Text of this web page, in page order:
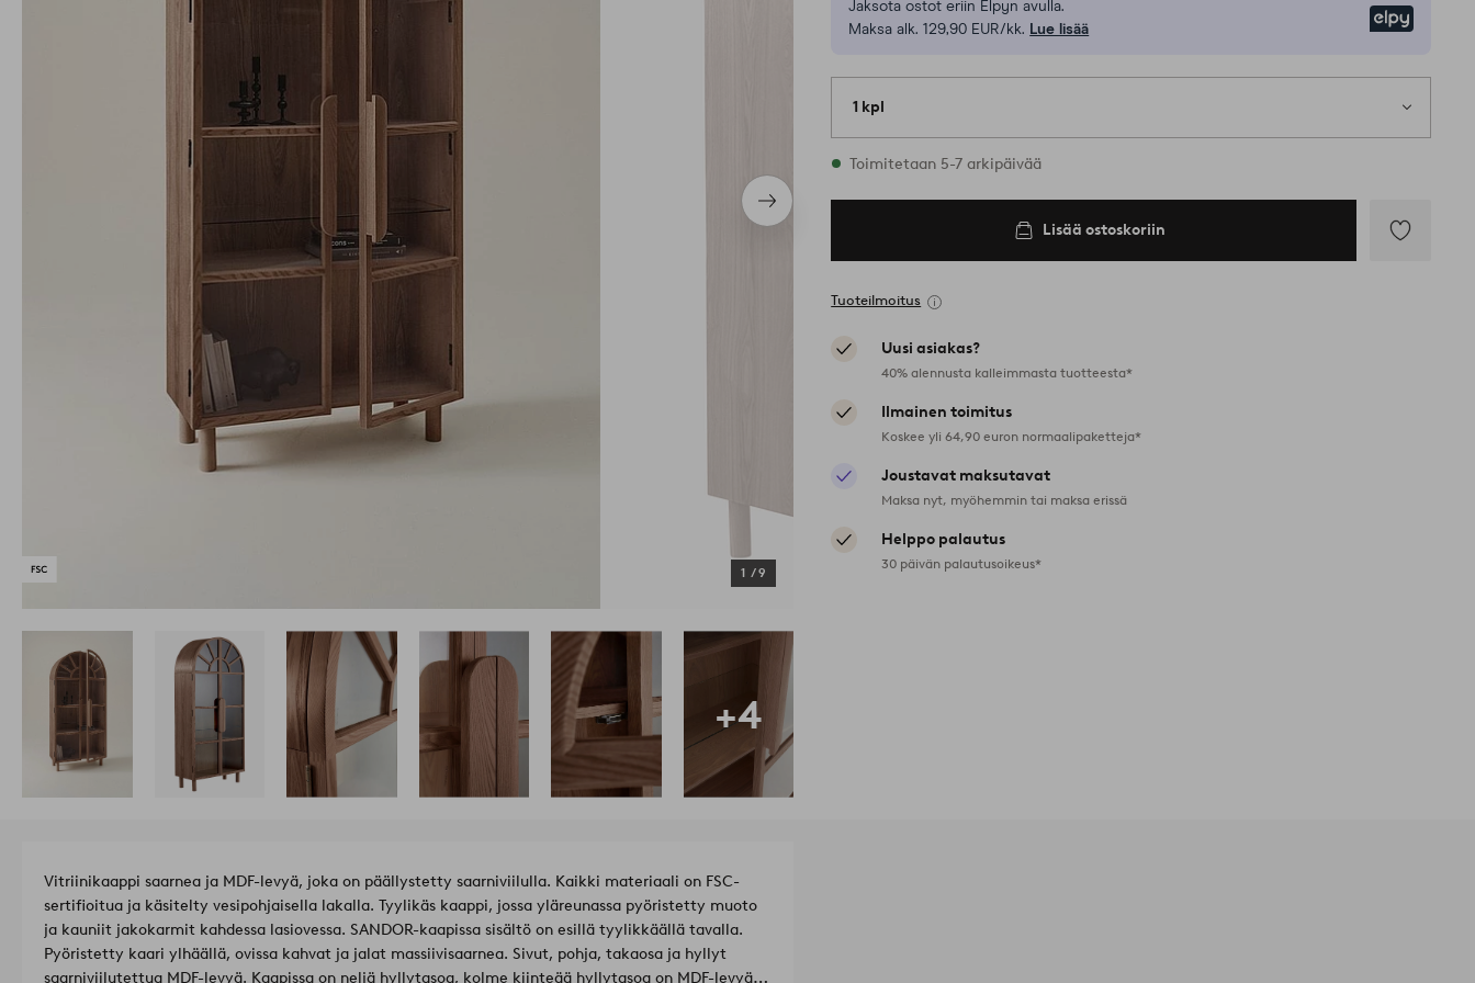
Seuraava
tuote
1 /9
Jaksota ostot eriin Elpyn avulla.
Maksa alk. 129,90 EUR/kk. Lue lisää
1 kpl
Varastossa
Toimitetaan 5-7 arkipäivää
Lisää ostoskoriin
Tuoteilmoitus
Uusi asiakas?
40% alennusta kalleimmasta tuotteesta*
Ilmainen toimitus
Koskee yli 64,90 euron normaalipaketteja*
Joustavat maksutavat
Maksa nyt, myöhemmin tai maksa erissä
Helppo palautus
30 päivän palautusoikeus*
+4
Vitriinikaappi saarnea ja MDF-levyä, joka on päällystetty saarniviilulla. Kaikki materiaali on FSC-
sertifioitua ja käsitelty vesipohjaisella lakalla. Tyylikäs kaappi, jossa yläreunassa pyöristetty muoto
ja kauniit jakokarmit kahdessa lasiovessa. SANDOR-kaapissa sisältö on esillä tyylikkäällä tavalla.
Pyöristetty kaari ylhäällä, ovissa kahvat ja jalat massiivisaarnea. Sivut, pohja, takaosa ja hyllyt
saarniviilutettua MDF-levyä. Kaapissa on neljä hyllytasoa, kolme kiinteää hyllytasoa on MDF-levyä ja